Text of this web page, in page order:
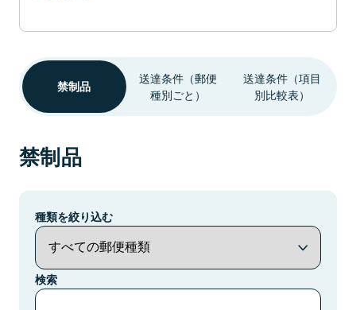
禁制品
送達条件（郵便
種別ごと）
送達条件（項目
別比較表）
禁制品
種類を絞り込む
検索